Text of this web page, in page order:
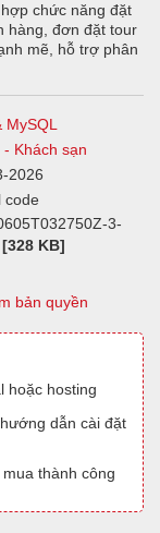
chức năng đặt
hàng, đơn đặt tour
mẽ, hỗ trợ phân
MySQL
- Khách sạn
2026
code
3-
[328 KB]
bản quyền
hoặc hosting
dẫn cài đặt
thành công